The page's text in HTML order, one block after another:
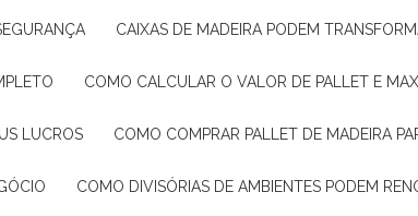
CAIXAS DE MADEIRA PODEM
COMO CALCULAR O VALOR DE PALLET E
LUCROS COMO COMPRAR PALLET DE MADEIRA
COMO DIVISÓRIAS DE AMBIENTES PODEM